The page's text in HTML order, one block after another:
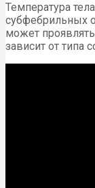
Температура
субфебрильных
может
зависит от типа